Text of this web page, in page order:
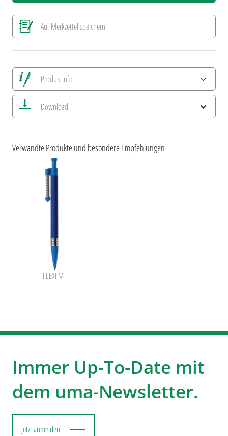
Auf Merkzettel speichern
Produktinfo
Alle Ansichten speichern
Aktuelles Bild speichern
Information Druckposition
Download
Verwandte Produkte und besondere Empfehlungen
FLEXI M
Immer Up-To-Date mit
dem uma-Newsletter.
Jetzt anmelden